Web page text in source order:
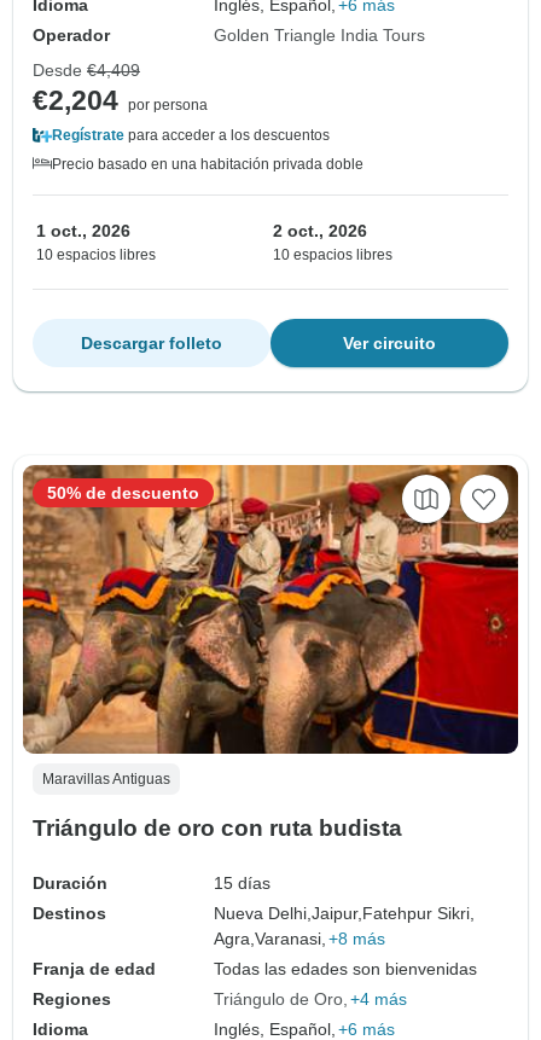
Idioma Inglés, Español, +6 más
Operador
Golden Triangle India Tours
Desde €4,409
€2,204 por persona
Regístrate para acceder a los descuentos
Precio basado en una habitación privada doble
1 oct., 2026
10 espacios libres
2 oct., 2026
10 espacios libres
Ver circuito
Descargar folleto
Maravillas Antiguas
Triángulo de oro con ruta budista
Duración
15 días
Destinos
Nueva Delhi,Jaipur, Fatehpur Sikri,
Agra,Varanasi, +8 más
Franja de edad
Todas las edades son bienvenidas
Regiones
Triángulo de Oro +4 más
Idioma
Inglés, Español, +6 más
50% de descuento